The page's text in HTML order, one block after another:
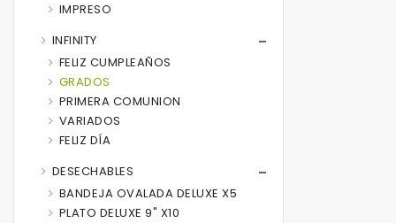
IMPRESO
INFINITY
FELIZ CUMPLEAÑOS
GRADOS
PRIMERA COMUNION
VARIADOS
FELIZ DÍA
DESECHABLES
BANDEJA OVALADA DELUXE X5
PLATO DELUXE 9" X10